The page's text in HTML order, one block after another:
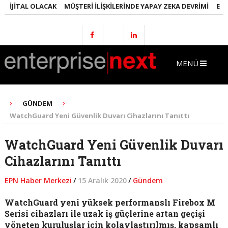
OLACAK MÜŞTERI İLIŞKILERINDE YAPAY ZEKA DEVRIMI
MENÜ
GÜNDEM
WatchGuard Yeni Güvenlik Duvarı Cihazlarını Tanıttı
WatchGuard Yeni Güvenlik Duvarı
Cihazlarını Tanıttı
EPN Haber Merkezi / 15 Aralık 2020/ Gündem
WatchGuard yeni yüksek performanslı Firebox M
Serisi cihazları ile uzak iş güçlerine artan geçişi
yöneten kuruluşlar için kolaylaştırılmış, kapsamlı